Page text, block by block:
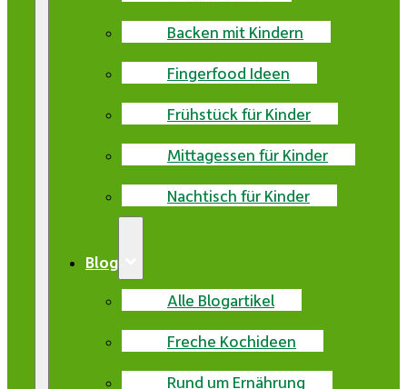
Backen mit Kindern
Fingerfood Ideen
Frühstück für Kinder
Mittagessen für Kinder
Nachtisch für Kinder
Blog
Alle Blogartikel
Freche Kochideen
Rund um Ernährung